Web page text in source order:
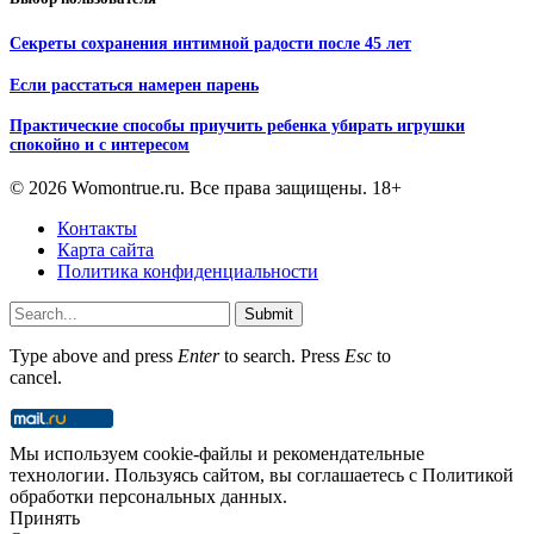
Секреты сохранения интимной радости после 45 лет
Если расстаться намерен парень
Практические способы приучить ребенка убирать игрушки
спокойно и с интересом
© 2026 Womontrue.ru. Все права защищены. 18+
Контакты
Карта сайта
Политика конфиденциальности
Submit
Type above and press Enterto search. Press Esc to
cancel.
Мы используем cookie-файлы и рекомендательные
технологии. Пользуясь сайтом, вы соглашаетесь с Политикой
обработки персональных данных.
Принять